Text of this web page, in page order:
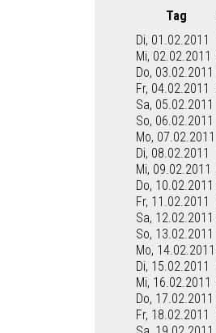
Tag
Di, 01.02.2011
Mi, 02.02.2011
Do, 03.02.2011
Fr, 04.02.2011
Sa, 05.02.2011
So, 06.02.2011
Mo, 07.02.2011
Di, 08.02.2011
Mi, 09.02.2011
Do, 10.02.2011
Fr, 11.02.2011
Sa, 12.02.2011
So, 13.02.2011
Mo, 14.02.2011
Di, 15.02.2011
Mi, 16.02.2011
Do, 17.02.2011
Fr, 18.02.2011